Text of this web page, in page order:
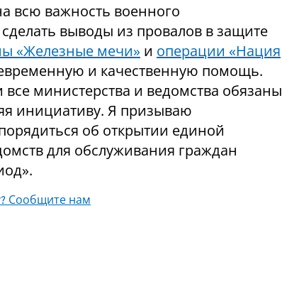
всю важность военного
выводы из провалов в защите
«Железные мечи» и операции «Нация
и качественную помощь.
министерства и ведомства обязаны
инициативу. Я призываю
об открытии единой
для обслуживания граждан
Сообщите нам